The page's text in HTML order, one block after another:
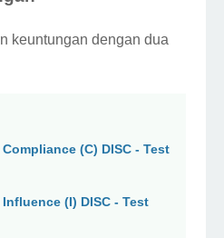
keuntungan dengan dua
(C) DISC - Test
(I) DISC - Test